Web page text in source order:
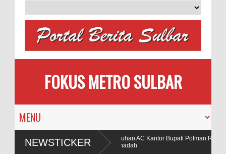
FOKUS METRO SULBAR
NEWSTICKER
Calon Pengantin
Puluhan AC Kantor Bupati Polman Raib,
Penadah